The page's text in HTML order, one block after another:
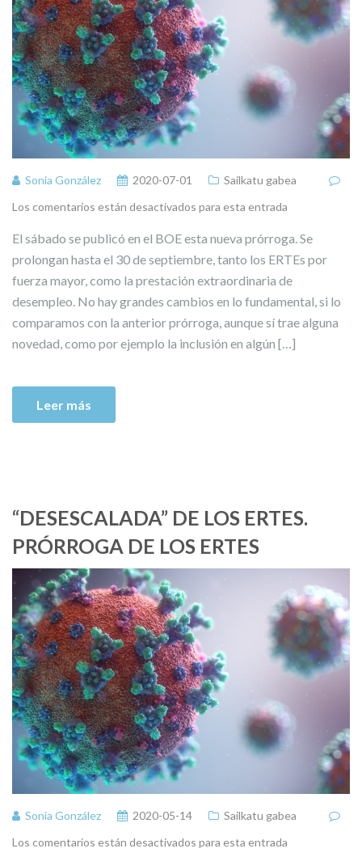
Sonia González 2020-07-01
Sailkatu gabea
Los comentarios están desactivados para esta entrada
El sábado se publicó en el BOE esta nueva prórroga. Se
prolongan hasta el 30 de septiembre, tanto los ERTEs por
fuerza mayor, como la prestación extraordinaria de
desempleo. No hay grandes cambios en lo fundamental, si lo
comparamos con la anterior prórroga, aunque sí trae alguna
novedad, como por ejemplo la inclusión en algún […]
Leer más
“DESESCALADA” DE LOS ERTES.
PRÓRROGA DE LOS ERTES
Sonia González 2020-05-14
Sailkatu gabea
Los comentarios están desactivados para esta entrada